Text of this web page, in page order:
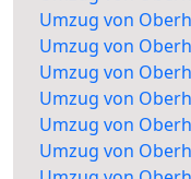
Umzug von
Umzug von
Umzug von
Umzug von
Umzug von
Umzug von